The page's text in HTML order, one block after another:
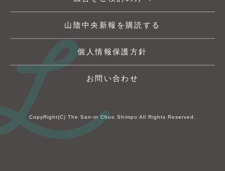
山陰中央新報を購読する
個人情報保護方針
お問い合わせ
CopyRight(C) The San-in Chuo Shimpo All Rights Reserved.